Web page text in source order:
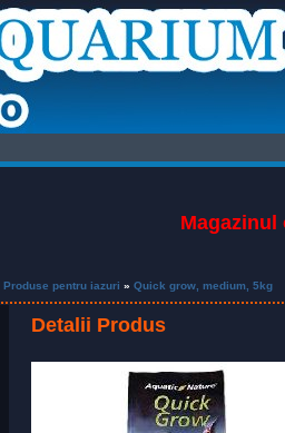
Magazinul
Produse pentru iazuri » Quick grow, medium, 5kg
Detalii Produs